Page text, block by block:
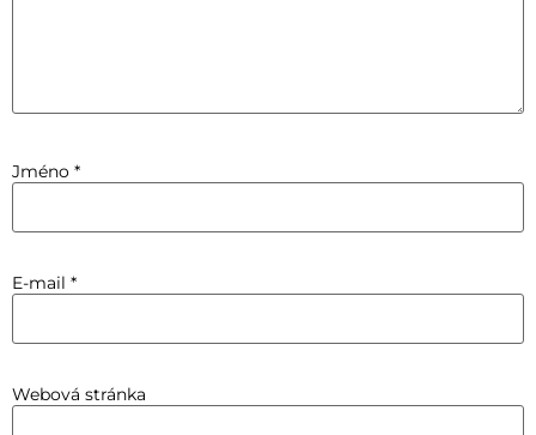
Jméno *
E-mail *
Webová stránka